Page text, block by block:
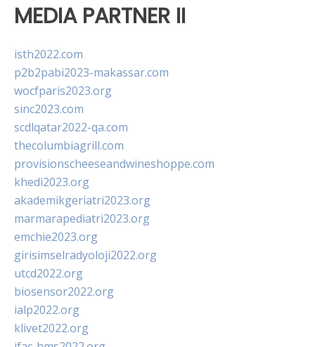
MEDIA PARTNER II
isth2022.com
p2b2pabi2023-makassar.com
wocfparis2023.org
sinc2023.com
scdlqatar2022-qa.com
thecolumbiagrill.com
provisionscheeseandwineshoppe.com
khedi2023.org
akademikgeriatri2023.org
marmarapediatri2023.org
emchie2023.org
girisimselradyoloji2022.org
utcd2022.org
biosensor2022.org
ialp2022.org
klivet2022.org